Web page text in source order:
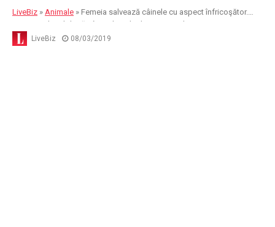
LiveBiz » Animale » Femeia salvează câinele cu aspect înfricoşător.
Priviţi rezultatul după câteva luni de dragoste şi devotament!
LiveBiz 08/03/2019